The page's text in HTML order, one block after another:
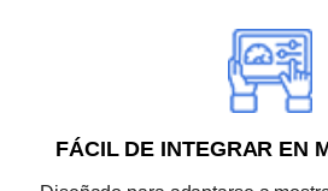
FÁCIL DE INTEGRAR EN